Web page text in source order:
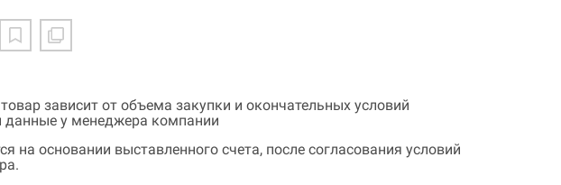
зависит от объема закупки и окончательных условий
данные у менеджера компании
на основании выставленного счета, после согласования условий